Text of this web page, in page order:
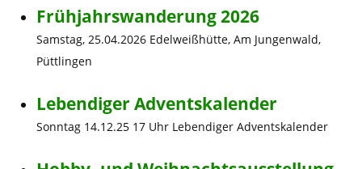
Frühjahrswanderung 2026
Samstag, 25.04.2026 Edelweißhütte, Am Jungenwald,
Püttlingen
Lebendiger Adventskalender
Sonntag 14.12.25 17 Uhr Lebendiger Adventskalender